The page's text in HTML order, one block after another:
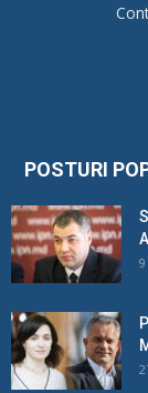
POSTURI